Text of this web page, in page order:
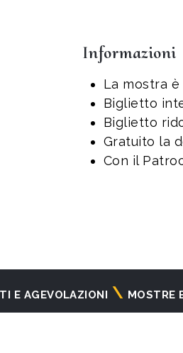
Informazioni
La mostra
Biglietto
Biglietto
Gratuito la
Con il
E AGEVOLAZIONI MOSTRE